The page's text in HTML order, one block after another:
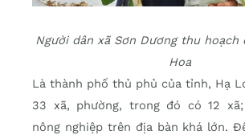
Người dân xã Sơn Dương thu hoạch
Hoa
Là thành phố thủ phủ của tỉnh, Hạ
33 xã, phường, trong đó có 12
nông nghiệp trên địa bàn khá lớn.